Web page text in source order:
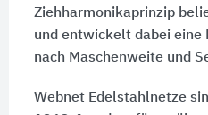
Ziehharmonikaprinzip
und entwickelt dabei eine
nach Maschenweite und
Webnet Edelstahlnetze